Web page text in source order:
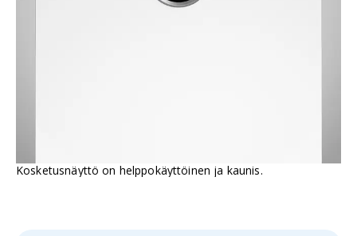
Kosketusnäyttö on helppokäyttöinen ja kaunis.